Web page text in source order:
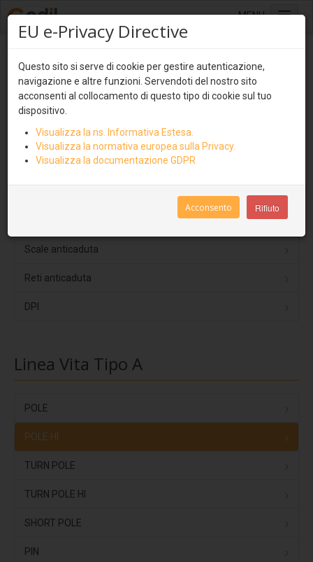
MENU
Sistemi di copertura
Lastre multistrato
Coverib 850
Steelpiù
Sistemi isolati e ventilati
Ventilcover
Smart Drain
Sistemi anticaduta - Linea Vita
Dispositivi TIPO C
Dispositivi TIPO D
Dispositivi TIPO A
Scale anticaduta
Reti anticaduta
DPI
Linea Vita Tipo A
POLE
POLE HI
TURN POLE
TURN POLE HI
SHORT POLE
PIN
EU e-Privacy Directive
Questo sito si serve di cookie per gestire autenticazione,
navigazione e altre funzioni. Servendoti del nostro sito
acconsenti al collocamento di questo tipo di cookie sul tuo
dispositivo.
Visualizza la ns. Informativa Estesa.
Visualizza la normativa europea sulla Privacy.
Visualizza la documentazione GDPR
Acconsento Rifiuto